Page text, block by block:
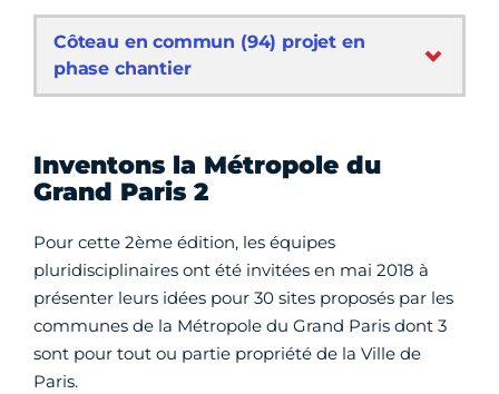
Côteau en commun (94) projet en
phase chantier
Inventons la Métropole du
Grand Paris 2
Pour cette 2ème édition, les équipes
pluridisciplinaires ont été invitées en mai 2018 à
présenter leurs idées pour 30 sites proposés par les
communes de la Métropole du Grand Paris dont 3
sont pour tout ou partie propriété de la Ville de
Paris.